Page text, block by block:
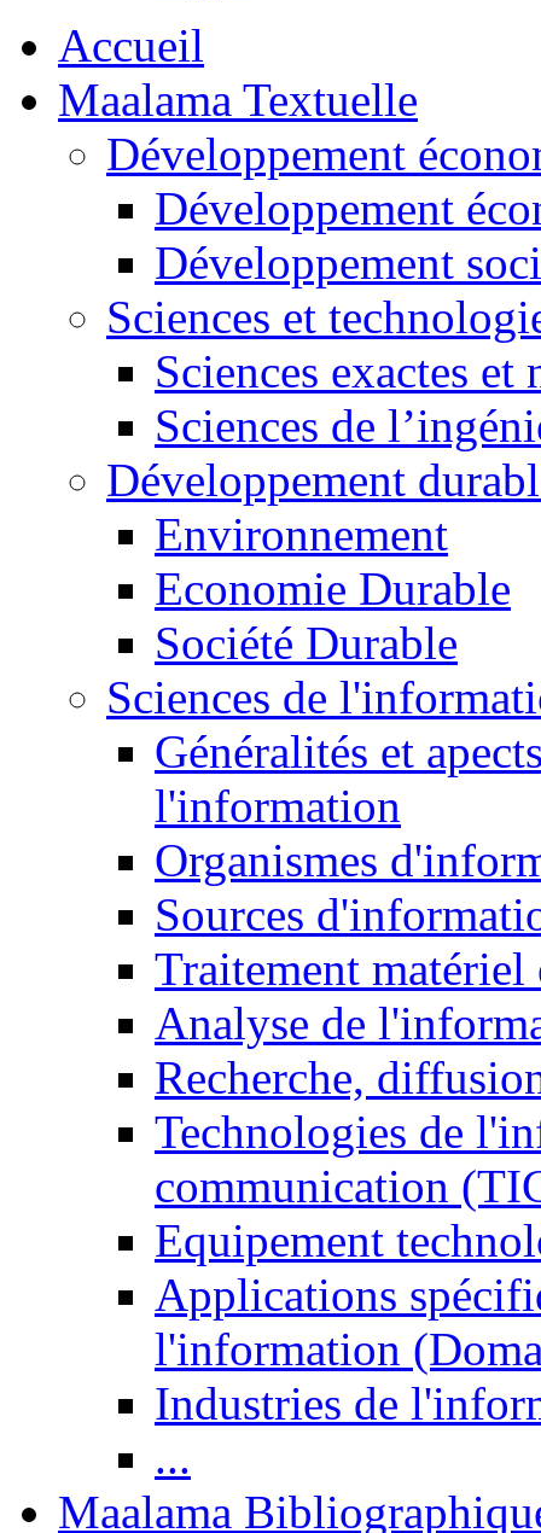
Accueil
Maalama Textuelle
Développement
Développement
Développement
Sciences et
Sciences exactes et
Sciences de
Développement
Environnement
Economie Durable
Société Durable
Sciences de
Généralités et
l'information
Organismes
Sources
Traitement matériel
Analyse de
Recherche,
Technologies de
communication
Equipement
Applications
l'information
Industries de
...
Maalama